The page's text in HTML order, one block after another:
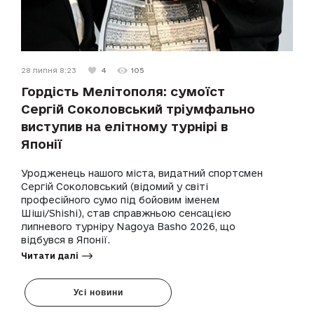
28 липня 8:23 4 105
Гордість Мелітополя: сумоїст
Сергій Соколовський тріумфально
виступив на елітному турнірі в
Японії
Уродженець нашого міста, видатний спортсмен
Сергій Соколовський (відомий у світі
професійного сумо під бойовим іменем
Шіші/Shishi), став справжньою сенсацією
липневого турніру Nagoya Basho 2026, що
відбувся в Японії.
Читати далі
Усі новини